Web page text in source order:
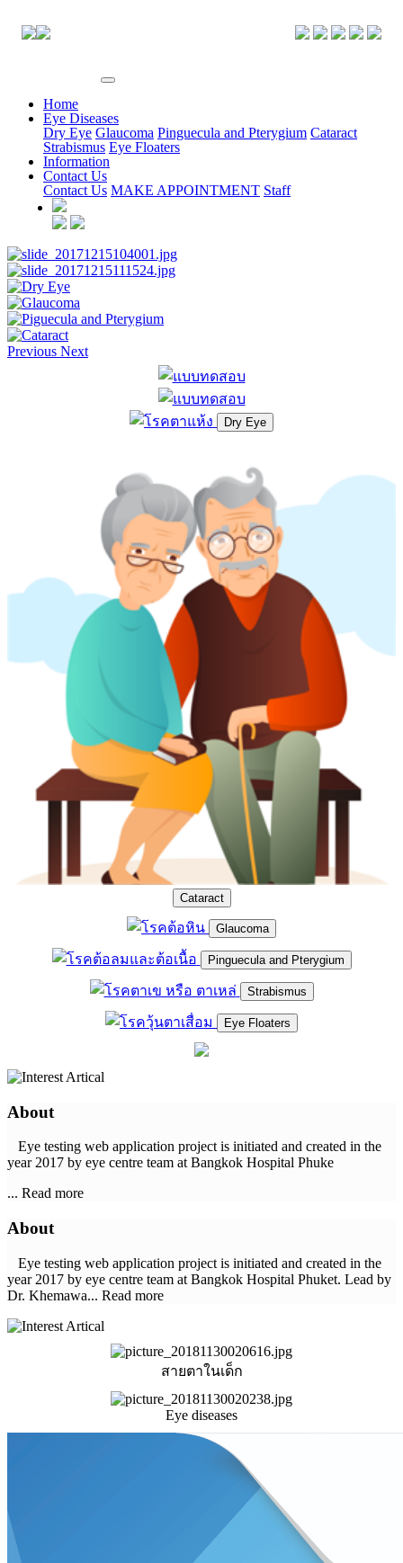
Home
Eye Diseases
Dry Eye Glaucoma Pinguecula and Pterygium Cataract
Strabismus Eye Floaters
Information
Contact Us
Contact Us MAKE APPOINTMENT Staff
Previous Next
Dry Eye
Cataract
Glaucoma
Pinguecula and Pterygium
Strabismus
Eye Floaters
About
Eye testing web application project is initiated and created in the
year 2017 by eye centre team at Bangkok Hospital Phuke
... Read more
About
Eye testing web application project is initiated and created in the
year 2017 by eye centre team at Bangkok Hospital Phuket. Lead by
Dr. Khemawa... Read more
สายตาในเด็ก
Eye diseases